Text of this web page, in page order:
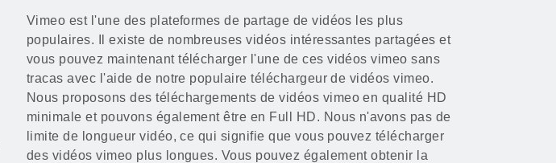
Vimeo est l'une des plateformes de partage de vidéos les plus
populaires. Il existe de nombreuses vidéos intéressantes partagées et
vous pouvez maintenant télécharger l'une de ces vidéos vimeo sans
tracas avec l'aide de notre populaire téléchargeur de vidéos vimeo.
Nous proposons des téléchargements de vidéos vimeo en qualité HD
minimale et pouvons également être en Full HD. Nous n'avons pas de
limite de longueur vidéo, ce qui signifie que vous pouvez télécharger
des vidéos vimeo plus longues. Vous pouvez également obtenir la